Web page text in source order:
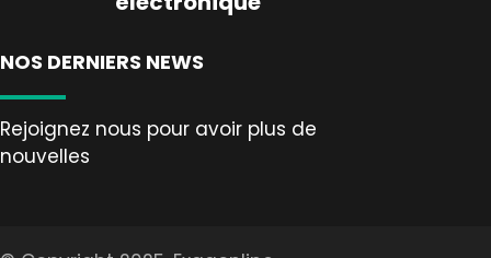
NOS DERNIERS NEWS
Rejoignez nous pour avoir plus de
nouvelles